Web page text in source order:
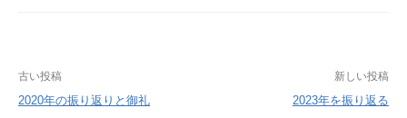
投
古い投稿
2020年の振り返りと御礼
新しい投稿
2023年を振り返る